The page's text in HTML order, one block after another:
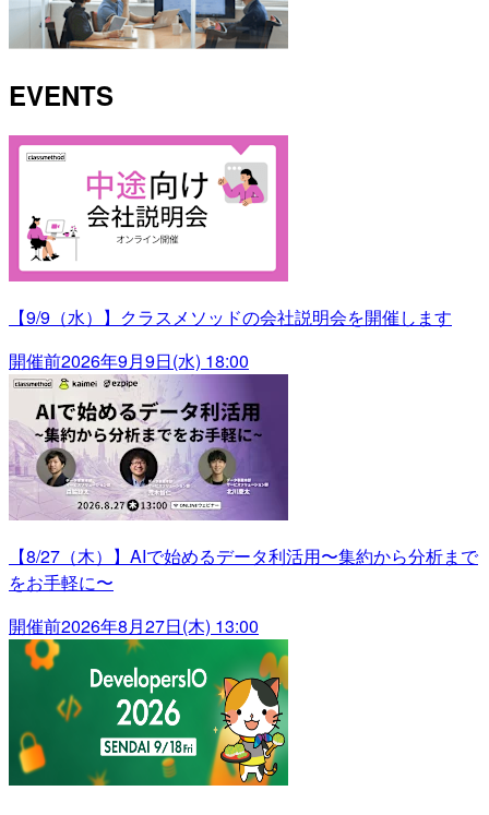
EVENTS
【9/9（水）】クラスメソッドの会社説明会を開催します
開催前2026年9月9日(水) 18:00
【8/27（木）】AIで始めるデータ利活用〜集約から分析まで
をお手軽に〜
開催前2026年8月27日(木) 13:00